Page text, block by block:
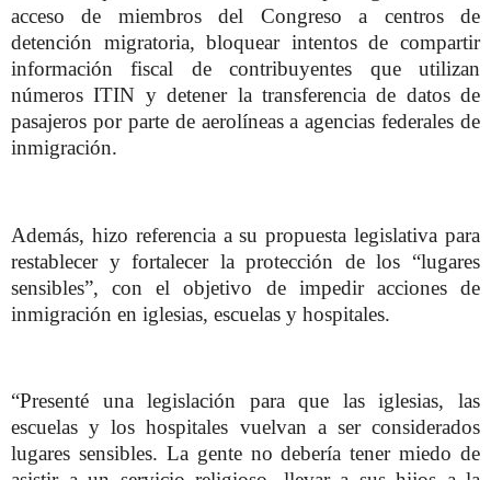
acceso de miembros del Congreso a centros de
detención migratoria, bloquear intentos de compartir
información fiscal de contribuyentes que utilizan
números ITIN y detener la transferencia de datos de
pasajeros por parte de aerolíneas a agencias federales de
inmigración.
Además, hizo referencia a su propuesta legislativa para
restablecer y fortalecer la protección de los “lugares
sensibles”, con el objetivo de impedir acciones de
inmigración en iglesias, escuelas y hospitales.
“Presenté una legislación para que las iglesias, las
escuelas y los hospitales vuelvan a ser considerados
lugares sensibles. La gente no debería tener miedo de